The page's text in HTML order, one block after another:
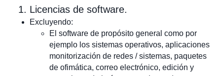
Licencias de software.
Excluyendo:
El software de propósito general como por
ejemplo los sistemas operativos, aplicaciones
monitorización de redes / sistemas, paquetes
de ofimática, correo electrónico, edición y